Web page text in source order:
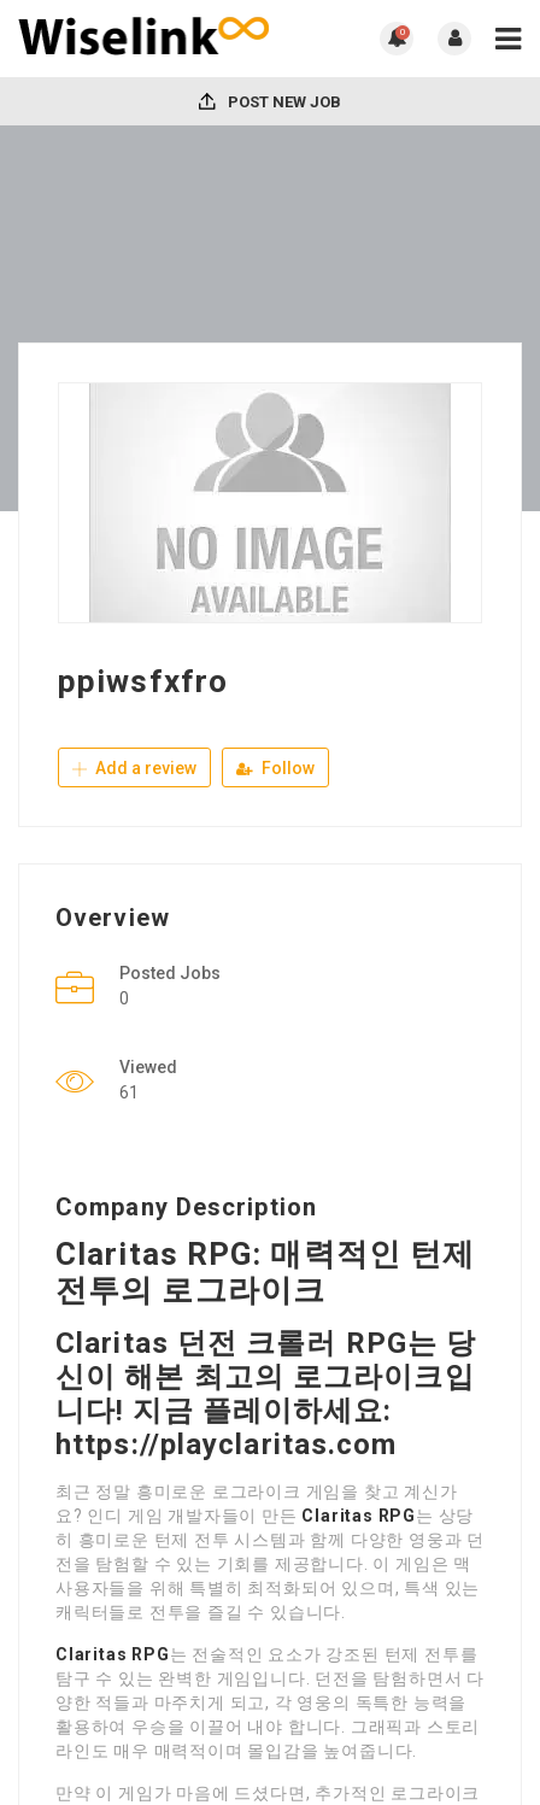
0
POST NEW JOB
ppiwsfxfro
Add a review Follow
Overview
Posted Jobs
0
Viewed
61
Company Description
Claritas RPG: 매력적인 턴제
전투의 로그라이크
Claritas 던전 크롤러 RPG는 당
신이 해본 최고의 로그라이크입
니다! 지금 플레이하세요:
https://playclaritas.com
최근 정말 흥미로운 로그라이크 게임을 찾고 계신가
요? 인디 게임 개발자들이 만든 Claritas RPG는 상당
히 흥미로운 턴제 전투 시스템과 함께 다양한 영웅과 던
전을 탐험할 수 있는 기회를 제공합니다. 이 게임은 맥
사용자들을 위해 특별히 최적화되어 있으며, 특색 있는
캐릭터들로 전투을 즐길 수 있습니다.
Claritas RPG는 전술적인 요소가 강조된 턴제 전투를
탐구 수 있는 완벽한 게임입니다. 던전을 탐험하면서 다
양한 적들과 마주치게 되고, 각 영웅의 독특한 능력을
활용하여 우승을 이끌어 내야 합니다. 그래픽과 스토리
라인도 매우 매력적이며 몰입감을 높여줍니다.
만약 이 게임가 마음에 드셨다면, 추가적인 로그라이크